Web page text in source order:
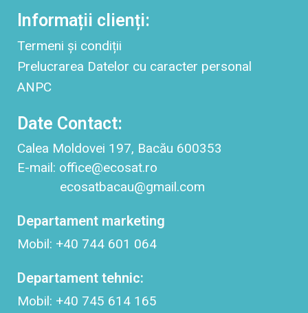
Informații clienți:
Termeni și condiții
Prelucrarea Datelor cu caracter personal
ANPC
Date Contact:
Calea Moldovei 197, Bacău 600353
E-mail: office@ecosat.ro
ecosatbacau@gmail.com
Departament marketing
Mobil: +40 744 601 064
Departament tehnic:
Mobil: +40 745 614 165